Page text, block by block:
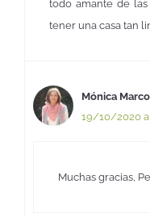
todo amante de
tener una casa tan
Mónica Marco
19/10/2020 a
Muchas gracias,